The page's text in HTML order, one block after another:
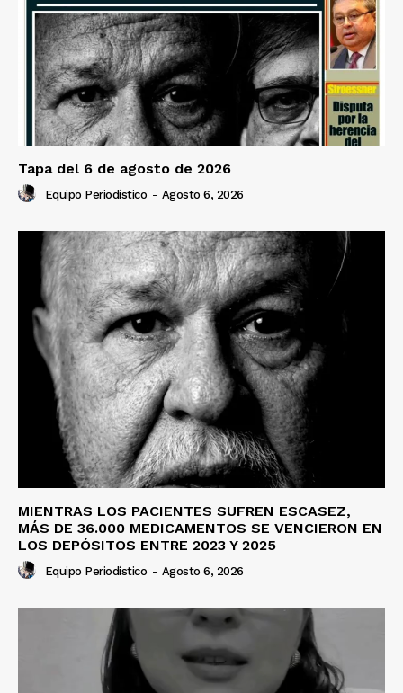
Tapa del 6 de agosto de 2026
Equipo Periodístico - Agosto 6, 2026
MIENTRAS LOS PACIENTES SUFREN ESCASEZ,
MÁS DE 36.000 MEDICAMENTOS SE VENCIERON EN
LOS DEPÓSITOS ENTRE 2023 Y 2025
Equipo Periodístico - Agosto 6, 2026